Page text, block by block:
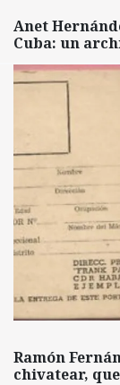
Anet
Cuba: un
Ramón
chivatear,